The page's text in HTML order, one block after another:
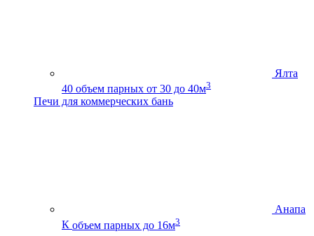
Ялта
40 объем парных от 30 до 40м3
Печи для коммерческих бань
Анапа
К объем парных до 16м3